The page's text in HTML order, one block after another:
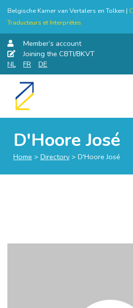
Belgische Kamer van Vertalers en Tolken |
Traducteurs et Interprètes
Member’s account
Joining the CBTI/BKVT
NL
FR DE
Skip
D'Hoore José
Home > Directory > D'Hoore José